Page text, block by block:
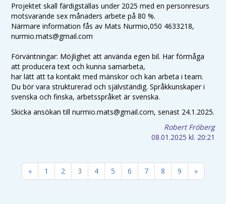
Projektet skall färdigställas under 2025 med en personresurs
motsvarande sex månaders arbete på 80 %.
Närmare information fås av Mats Nurmio,050 4633218,
nurmio.mats@gmail.com
Förväntningar: Möjlighet att använda egen bil. Har förmåga
att producera text och kunna samarbeta,
har lätt att ta kontakt med mänskor och kan arbeta i team.
Du bör vara strukturerad och självständig. Språkkunskaper i
svenska och finska, arbetsspråket är svenska.
Skicka ansökan till nurmio.mats@gmail.com, senast 24.1.2025.
Robert Fröberg
08.01.2025 kl. 20:21
« 1 2 3 4 5 6 7 8 9 »